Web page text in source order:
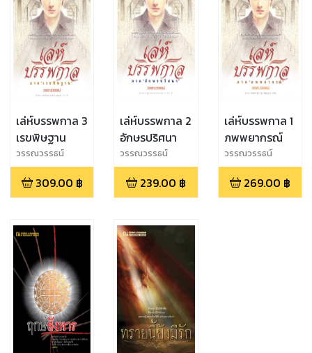
เล่ห์บรรพกาล 3
เรขพิษฐาน
วรรณวรรธน์
309.00 ฿
เล่ห์บรรพกาล 2
อักษรปริศนา
วรรณวรรธน์
239.00 ฿
เล่ห์บรรพกาล 1
ภพพยากรณ์
วรรณวรรธน์
269.00 ฿